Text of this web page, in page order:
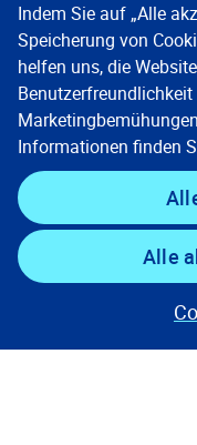
Unsere
Unternehmen
Ressourcen
Auf dem
Indem Sie auf „Alle
Speicherung von
helfen uns, die
Informationen finden
Alle